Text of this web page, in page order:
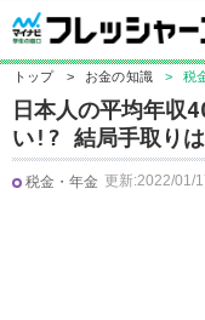
トップ > お金の知識 > 税
日本人の平均年収
い!? 結局手取りは
税金・年金 更新:2022/01/